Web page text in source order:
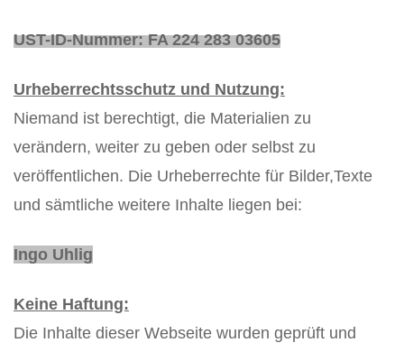
UST-ID-Nummer: FA 224 283 03605
Urheberrechtsschutz und Nutzung:
Niemand ist berechtigt, die Materialien zu
verändern, weiter zu geben oder selbst zu
veröffentlichen. Die Urheberrechte für Bilder,Texte
und sämtliche weitere Inhalte liegen bei:
Ingo Uhlig
Keine Haftung:
Die Inhalte dieser Webseite wurden geprüft und